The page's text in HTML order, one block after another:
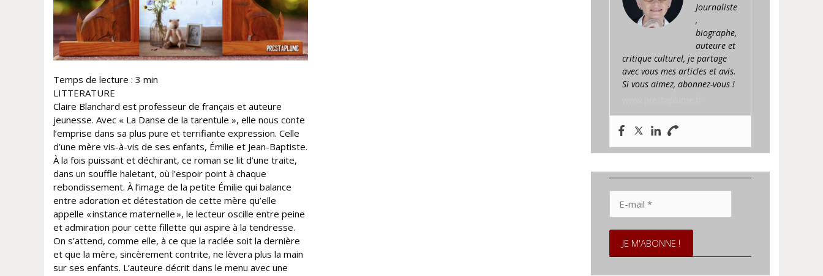
Temps de lecture : 3 min
LITTERATURE
Claire Blanchard est professeur de français et auteure
jeunesse. Avec « La Danse de la tarentule », elle nous conte
l’emprise dans sa plus pure et terrifiante expression. Celle
d’une mère vis-à-vis de ses enfants, Émilie et Jean-Baptiste.
À la fois puissant et déchirant, ce roman se lit d’une traite,
dans un souffle haletant, où l’espoir point à chaque
rebondissement. À l’image de la petite Émilie qui balance
entre adoration et détestation de cette mère qu’elle
appelle « instance maternelle », le lecteur oscille entre peine
et admiration pour cette fillette qui aspire à la tendresse.
On s’attend, comme elle, à ce que la raclée soit la dernière
et que la mère, sincèrement contrite, ne lèvera plus la main
sur ses enfants. L’auteure décrit dans le menu avec une
Journaliste
,
biographe,
auteure et
critique culturel, je partage
avec vous mes articles et avis.
Si vous aimez, abonnez-vous !
mail
*